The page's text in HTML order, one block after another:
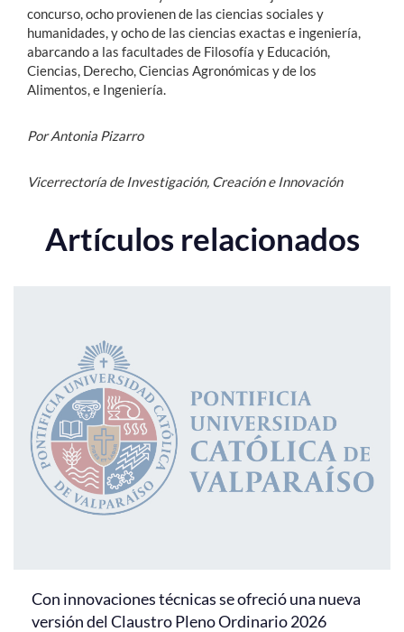
concurso, ocho provienen de las ciencias sociales y
humanidades, y ocho de las ciencias exactas e ingeniería,
abarcando a las facultades de Filosofía y Educación,
Ciencias, Derecho, Ciencias Agronómicas y de los
Alimentos, e Ingeniería.
Por Antonia Pizarro
Vicerrectoría de Investigación, Creación e Innovación
Artículos relacionados
Con innovaciones técnicas se ofreció una nueva
versión del Claustro Pleno Ordinario 2026